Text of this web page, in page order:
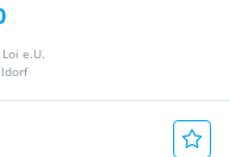
e.U.